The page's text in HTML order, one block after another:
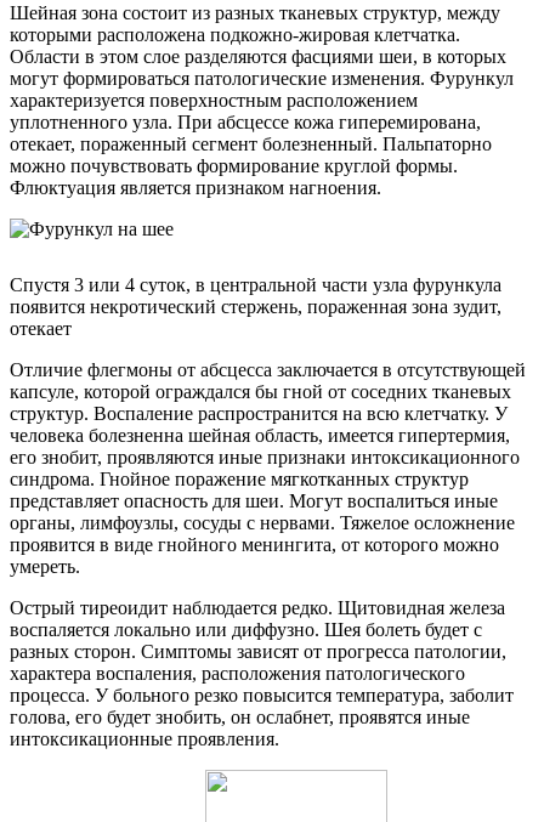
Шейная зона состоит из разных тканевых структур, между
которыми расположена подкожно-жировая клетчатка.
Области в этом слое разделяются фасциями шеи, в которых
могут формироваться патологические изменения. Фурункул
характеризуется поверхностным расположением
уплотненного узла. При абсцессе кожа гиперемирована,
отекает, пораженный сегмент болезненный. Пальпаторно
можно почувствовать формирование круглой формы.
Флюктуация является признаком нагноения.
Спустя 3 или 4 суток, в центральной части узла фурункула
появится некротический стержень, пораженная зона зудит,
отекает
Отличие флегмоны от абсцесса заключается в отсутствующей
капсуле, которой ограждался бы гной от соседних тканевых
структур. Воспаление распространится на всю клетчатку. У
человека болезненна шейная область, имеется гипертермия,
его знобит, проявляются иные признаки интоксикационного
синдрома. Гнойное поражение мягкотканных структур
представляет опасность для шеи. Могут воспалиться иные
органы, лимфоузлы, сосуды с нервами. Тяжелое осложнение
проявится в виде гнойного менингита, от которого можно
умереть.
Острый тиреоидит наблюдается редко. Щитовидная железа
воспаляется локально или диффузно. Шея болеть будет с
разных сторон. Симптомы зависят от прогресса патологии,
характера воспаления, расположения патологического
процесса. У больного резко повысится температура, заболит
голова, его будет знобить, он ослабнет, проявятся иные
интоксикационные проявления.